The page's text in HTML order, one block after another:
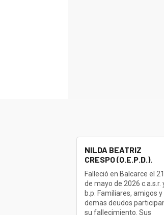
NILDA BEATRIZ
CRESPO (Q.E.P.D.).
Falleció en Balcarce el 21
de mayo de 2026 c.a.s.r.
b.p. Familiares, amigos y
demas deudos
su fallecimiento. Sus